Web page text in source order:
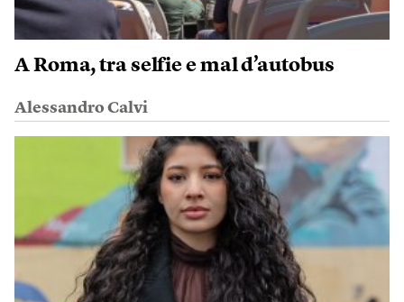
A Roma, tra selfie e mal d’autobus
Alessandro Calvi